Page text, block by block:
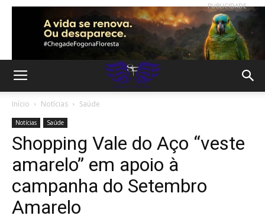
PUBLICIDADE
Início Notícias Saúde
Notícias Saúde
Shopping Vale do Aço “veste
amarelo” em apoio à
campanha do Setembro
Amarelo